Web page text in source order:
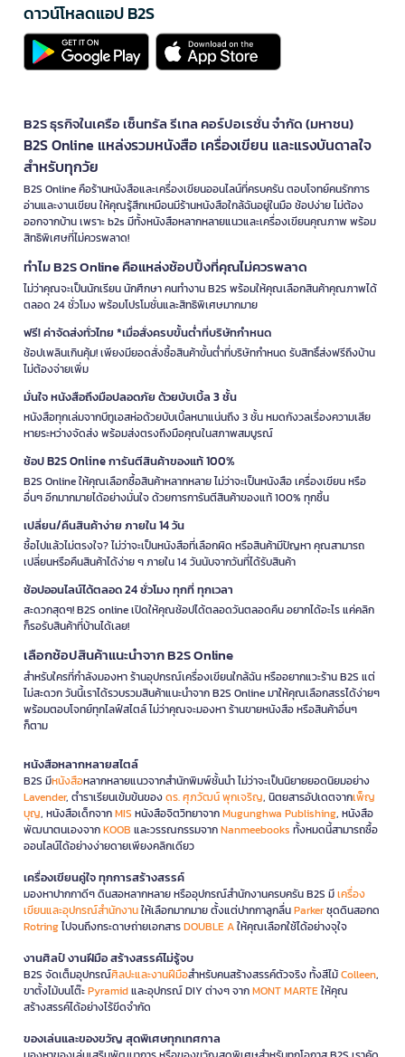
ดาวน์โหลดแอป B2S
B2S ธุรกิจในเครือ เซ็นทรัล รีเทล คอร์ปอเรชั่น จำกัด (มหาชน)
B2S Online แหล่งรวมหนังสือ เครื่องเขียน และแรงบันดาลใจ
สำหรับทุกวัย
B2S Online คือร้านหนังสือและเครื่องเขียนออนไลน์ที่ครบครัน ตอบโจทย์คนรักการ
อ่านและงานเขียน ให้คุณรู้สึกเหมือนมีร้านหนังสือใกล้ฉันอยู่ในมือ ช้อปง่าย ไม่ต้อง
ออกจากบ้าน เพราะ b2s มีทั้งหนังสือหลากหลายแนวและเครื่องเขียนคุณภาพ พร้อม
สิทธิพิเศษที่ไม่ควรพลาด!
ทำไม B2S Online คือแหล่งช้อปปิ้งที่คุณไม่ควรพลาด
ไม่ว่าคุณจะเป็นนักเรียน นักศึกษา คนทำงาน B2S พร้อมให้คุณเลือกสินค้าคุณภาพได้
ตลอด 24 ชั่วโมง พร้อมโปรโมชั่นและสิทธิพิเศษมากมาย
ฟรี! ค่าจัดส่งทั่วไทย *เมื่อสั่งครบขั้นต่ำที่บริษัทกำหนด
ช้อปเพลินเกินคุ้ม! เพียงมียอดสั่งซื้อสินค้าขั้นต่ำที่บริษัทกำหนด รับสิทธิ์ส่งฟรีถึงบ้าน
ไม่ต้องจ่ายเพิ่ม
มั่นใจ หนังสือถึงมือปลอดภัย ด้วยบับเบิ้ล 3 ชั้น
หนังสือทุกเล่มจากบีทูเอสห่อด้วยบับเบิ้ลหนาแน่นถึง 3 ชั้น หมดกังวลเรื่องความเสีย
หายระหว่างจัดส่ง พร้อมส่งตรงถึงมือคุณในสภาพสมบูรณ์
ช้อป B2S Online การันตีสินค้าของแท้ 100%
B2S Online ให้คุณเลือกซื้อสินค้าหลากหลาย ไม่ว่าจะเป็นหนังสือ เครื่องเขียน หรือ
อื่นๆ อีกมากมายได้อย่างมั่นใจ ด้วยการการันตีสินค้าของแท้ 100% ทุกชิ้น
เปลี่ยน/คืนสินค้าง่าย ภายใน 14 วัน
ซื้อไปแล้วไม่ตรงใจ? ไม่ว่าจะเป็นหนังสือที่เลือกผิด หรือสินค้ามีปัญหา คุณสามารถ
เปลี่ยนหรือคืนสินค้าได้ง่าย ๆ ภายใน 14 วันนับจากวันที่ได้รับสินค้า
ช้อปออนไลน์ได้ตลอด 24 ชั่วโมง ทุกที่ ทุกเวลา
สะดวกสุดๆ! B2S online เปิดให้คุณช้อปได้ตลอดวันตลอดคืน อยากได้อะไร แค่คลิก
ก็รอรับสินค้าที่บ้านได้เลย!
เลือกช้อปสินค้าแนะนำจาก B2S Online
สำหรับใครที่กำลังมองหา ร้านอุปกรณ์เครื่องเขียนใกล้ฉัน หรืออยากแวะร้าน B2S แต่
ไม่สะดวก วันนี้เราได้รวบรวมสินค้าแนะนำจาก B2S Online มาให้คุณเลือกสรรได้ง่ายๆ
พร้อมตอบโจทย์ทุกไลฟ์สไตล์ ไม่ว่าคุณจะมองหา ร้านขายหนังสือ หรือสินค้าอื่นๆ
ก็ตาม
หนังสือหลากหลายสไตล์
B2S มีหนังสือหลากหลายแนวจากสำนักพิมพ์ชั้นนำ ไม่ว่าจะเป็นนิยายยอดนิยมอย่าง
Lavender, ตำราเรียนเข้มข้นของดร. ศุภวัฒน์ พุกเจริญ, นิตยสารอัปเดตจากเพ็ญ
บุญ, หนังสือเด็กจากMIS หนังสือจิตวิทยาจากMugunghwa Publishing, หนังสือ
พัฒนาตนเองจากKOOB และวรรณกรรมจากNanmeebooks ทั้งหมดนี้สามารถซื้อ
ออนไลน์ได้อย่างง่ายดายเพียงคลิกเดียว
เครื่องเขียนคู่ใจ ทุกการสร้างสรรค์
มองหาปากกาดีๆ ดินสอหลากหลาย หรืออุปกรณ์สำนักงานครบครัน B2S มีเครื่อง
เขียนและอุปกรณ์สำนักงานให้เลือกมากมาย ตั้งแต่ปากกาลูกลื่นParkerชุดดินสอกด
Rotringไปจนถึงกระดาษถ่ายเอกสารDOUBLE Aให้คุณเลือกใช้ได้อย่างจุใจ
งานศิลป์ งานฝีมือ สร้างสรรค์ไม่รู้จบ
B2S จัดเต็มอุปกรณ์ศิลปะและงานฝีมือสำหรับคนสร้างสรรค์ตัวจริง ทั้งสีไม้Colleen,
ขาตั้งไม้บนโต๊ะPyramidและอุปกรณ์ DIY ต่างๆ จากMONT MARTEให้คุณ
สร้างสรรค์ได้อย่างไร้ขีดจำกัด
ของเล่นและของขวัญ สุดพิเศษทุกเทศกาล